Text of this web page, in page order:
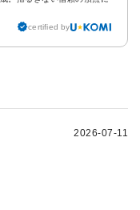
certified by
2026-07-11